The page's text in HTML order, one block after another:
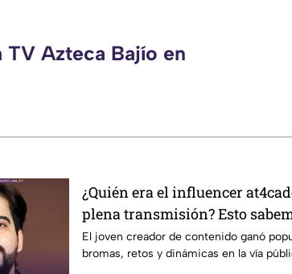
TV Azteca Bajío en
¿Quién era el influencer
plena transmisión? Esto
El joven creador de contenido ganó
bromas, retos y dinámicas en la vía